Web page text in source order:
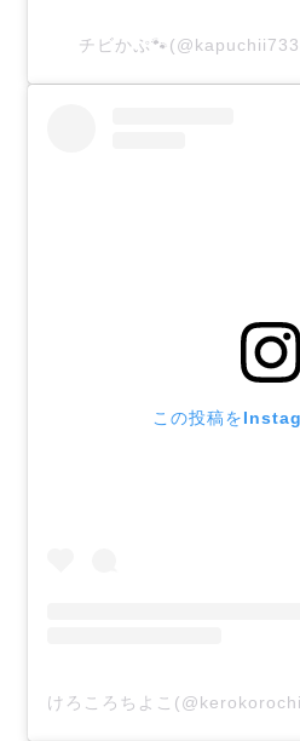
チビかぷ
この投稿を
けろころちよこ